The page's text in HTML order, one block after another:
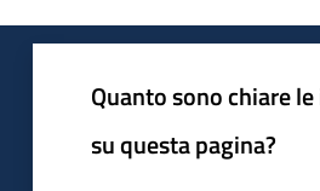
Quanto sono chiare
su questa pagina?